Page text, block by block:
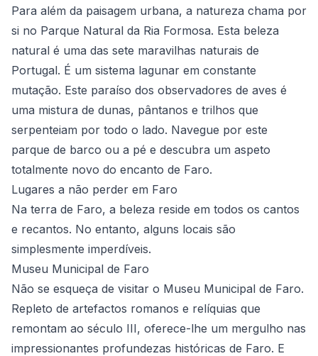
Para além da paisagem urbana, a natureza chama por
si no Parque Natural da Ria Formosa. Esta beleza
natural é uma das sete maravilhas naturais de
Portugal. É um sistema lagunar em constante
mutação. Este paraíso dos observadores de aves é
uma mistura de dunas, pântanos e trilhos que
serpenteiam por todo o lado. Navegue por este
parque de barco ou a pé e descubra um aspeto
totalmente novo do encanto de Faro.
Lugares a não perder em Faro
Na terra de Faro, a beleza reside em todos os cantos
e recantos. No entanto, alguns locais são
simplesmente imperdíveis.
Museu Municipal de Faro
Não se esqueça de visitar o Museu Municipal de Faro.
Repleto de artefactos romanos e relíquias que
remontam ao século III, oferece-lhe um mergulho nas
impressionantes profundezas históricas de Faro. E